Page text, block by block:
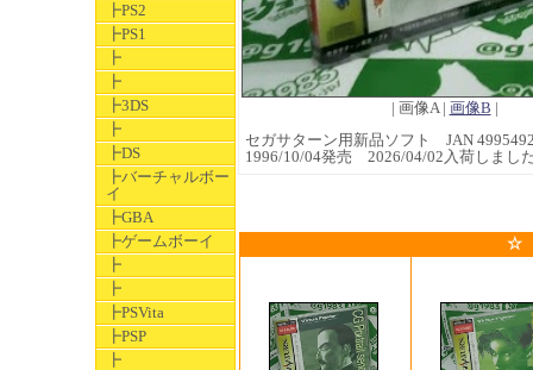
┣PS2
┣PS1
┣
┣
┣3DS
┣
┣DS
┣バーチャルボー
イ
┣GBA
┣ゲームボーイ
┣
┣
┣PSVita
┣PSP
┣
| 画像A | 画像B |
セガサターン用新品ソフト JAN
1996/10/04発売 2026/04/02入荷しまし
☆